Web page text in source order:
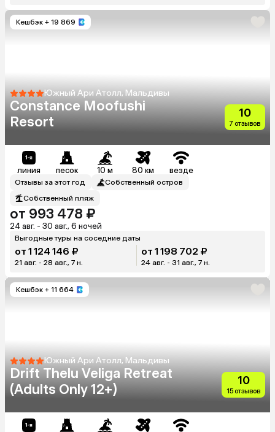
Кешбэк + 19 869
Южный Ари Атолл, Мальдивы
Constance Moofushi
Resort
10
7 отзывов
линия песок 10 м 80 км везде
Отзывы за этот год
Собственный остров
Собственный пляж
от 993 478 ₽
24 авг. - 30 авг., 6 ночей
Выгодные туры на соседние даты
от 1 124 146 ₽
21 авг. - 28 авг., 7 н.
от 1 198 702 ₽
24 авг. - 31 авг., 7 н.
Кешбэк + 11 664
Южный Ари Атолл, Мальдивы
Drift Thelu Veliga Retreat
(Adults Only 12+)
10
15 отзывов